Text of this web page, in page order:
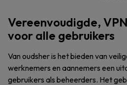
Vereenvoudigde,
voor alle gebruikers
Van oudsher is het bieden van
werknemers en aannemers een
gebruikers als beheerders. Het